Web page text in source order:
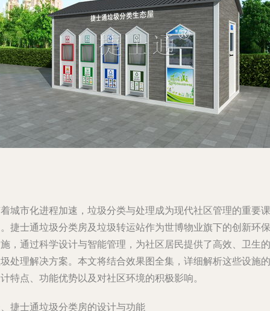
城市化进程加速，垃圾分类与处理成为现代社区管理的重要课
捷士通垃圾分类房及垃圾转运站作为世博物业旗下的创新环保
，通过科学设计与智能管理，为社区居民提供了高效、卫生的
处理解决方案。本文将结合效果图全集，详细解析这些设施的
特点、功能优势以及对社区环境的积极影响。
捷士通垃圾分类房的设计与功能